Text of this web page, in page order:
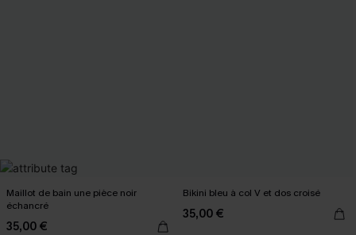
Maillot de bain une pièce noir
échancré
35,00 €
Bikini bleu à col V et dos croisé
35,00 €